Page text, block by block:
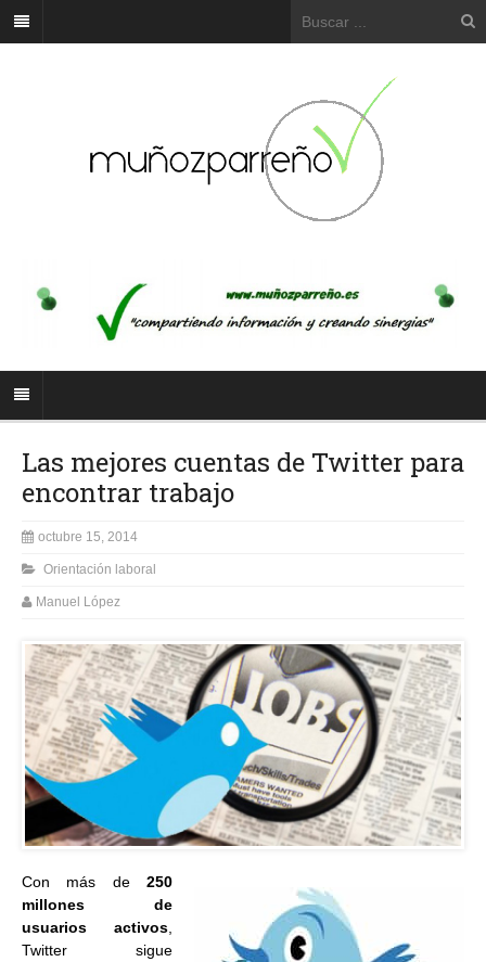
Las mejores cuentas de Twitter para
encontrar trabajo
octubre 15, 2014
Orientación laboral
Manuel López
Con más de 250
millones de
usuarios activos
Twitter sigue